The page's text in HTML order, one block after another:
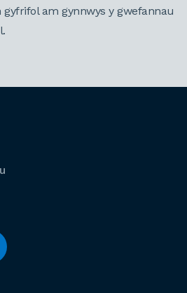
gyfrifol am gynnwys y gwefannau